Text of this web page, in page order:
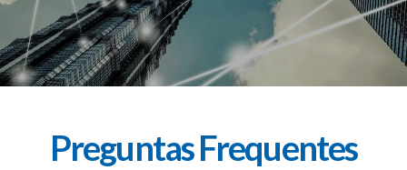
Preguntas Frequentes